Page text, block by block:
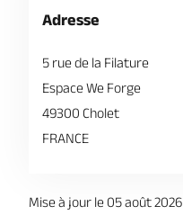
Adresse
5 rue de la Filature
Espace We Forge
49300 Cholet
FRANCE
Mise à jour le 05 août 2026